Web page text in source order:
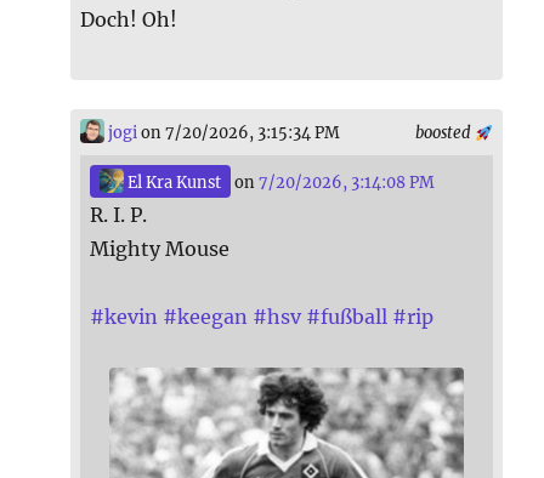
Doch! Oh!
boosted
jogion 7/20/2026, 3:15:34 PM
El Kra Kunst on7/20/2026, 3:14:08 PM
R. I. P.
Mighty Mouse
#kevin #keegan #hsv #fußball #rip